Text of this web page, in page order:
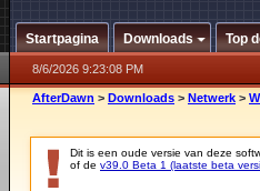
Startpagina Downloads Top
8/6/2026 9:23:08 PM
AfterDawn > Downloads > Netwerk >
Dit is een oude versie van deze
of de v39.0 Beta 1 (laatste beta